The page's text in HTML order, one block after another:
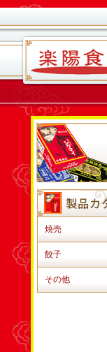
焼売
餃子
その他